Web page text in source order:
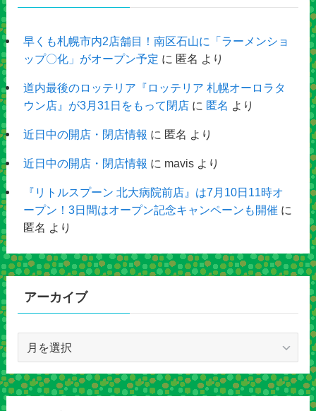
早くも札幌市内2店舗目！南区石山に「ラーメンショ
ップ〇化」がオープン予定 に 匿名 より
道内最後のロッテリア『ロッテリア 札幌オーロラタ
ウン店』が3月31日をもって閉店に 匿名 より
近日中の開店・閉店情報 に 匿名 より
近日中の開店・閉店情報 に mavisより
『リトルスプーン 北大病院前店』は7月10日11時オ
ープン！3日間はオープン記念キャンペーンも開催 に
匿名 より
アーカイブ
カ
イ